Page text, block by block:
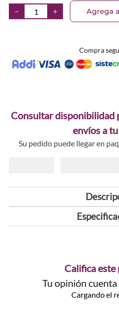
＋
－ Agrega
Compra
Consultar disponibilidad
envíos a
Su pedido puede llegar en
Califica
Tu opinión
Cargando el